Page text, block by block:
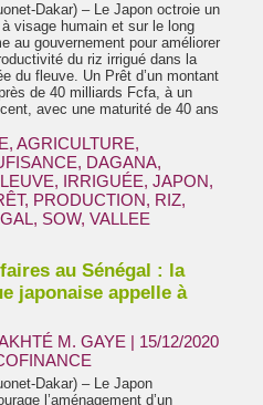
Dakar) – Le Japon octroie un
visage humain et sur le long
au gouvernement pour améliorer
du riz irrigué dans la
du fleuve. Un Prêt d’un montant
de 40 milliards Fcfa, à un
avec une maturité de 40 ans
, AGRICULTURE,
, DAGANA,
, IRRIGUÉE, JAPON,
, PRODUCTION, RIZ,
, SOW, VALLEE
au Sénégal : la
japonaise appelle à
M. GAYE | 15/12/2020
Dakar) – Le Japon
l’aménagement d’un